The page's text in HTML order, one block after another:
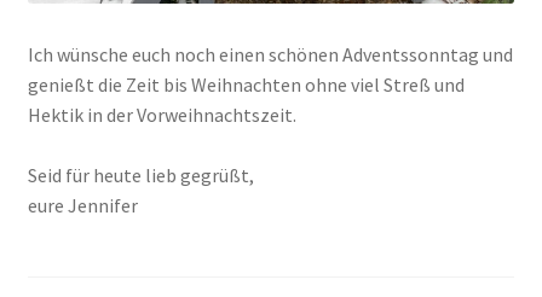
Ich wünsche euch noch einen schönen Adventssonntag und
genießt die Zeit bis Weihnachten ohne viel Streß und
Hektik in der Vorweihnachtszeit.
Seid für heute lieb gegrüßt,
eure Jennifer